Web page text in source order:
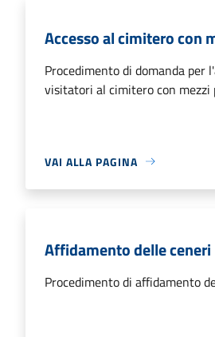
Accesso al cimitero con
Procedimento di domanda per
visitatori al cimitero con mezzi
VAI ALLA PAGINA
Affidamento delle ceneri
Procedimento di affidamento